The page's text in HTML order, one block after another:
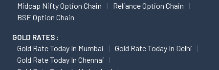
Midcap Nifty Option Chain
Reliance Option Chain
BSE Option Chain
GOLD RATES :
Gold Rate Today In Mumbai
Gold Rate Today In Delhi
Gold Rate Today In Chennai